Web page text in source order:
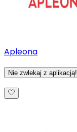
Apleona
Nie zwlekaj z aplikacją!